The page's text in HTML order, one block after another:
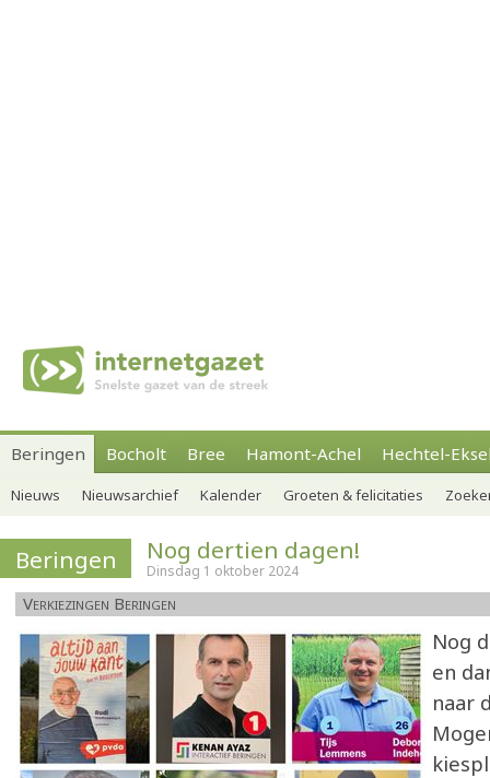
Beringen Bocholt Bree Hamont-Achel Hechtel-
Nieuws Nieuwsarchief Kalender Groeten & felicitaties
Beringen Nog dertien dagen!
Dinsdag 1 oktober 2024
Verkiezingen Beringen
Nog
en
naar